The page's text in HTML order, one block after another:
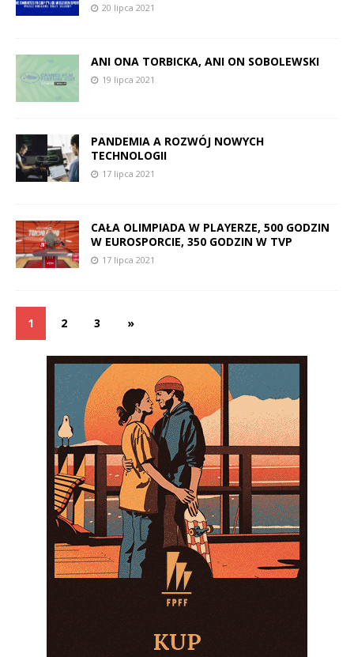
20 lipca 2021
ANI ONA TORBICKA, ANI ON SOBOLEWSKI
19 lipca 2021
PANDEMIA A ROZWÓJ NOWYCH
TECHNOLOGII
17 lipca 2021
CAŁA OLIMPIADA W PLAYERZE, 500 GODZIN
W EUROSPORCIE, 350 GODZIN W TVP
17 lipca 2021
1 2 3 »